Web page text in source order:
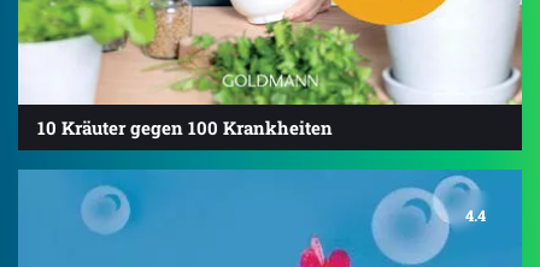
10 Kräuter gegen 100 Krankheiten
4.4